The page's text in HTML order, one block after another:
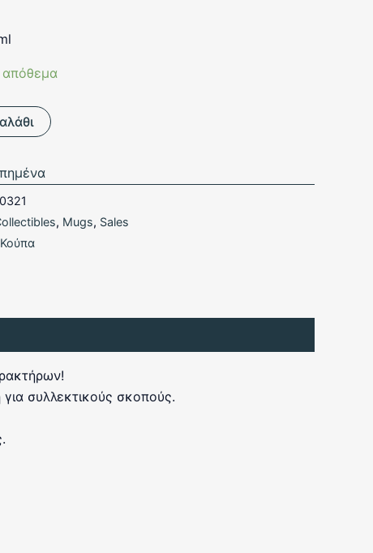
είναι:
απόθεμα
, Mugs, Sales
Κούπα
συλλεκτικούς σκοπούς.